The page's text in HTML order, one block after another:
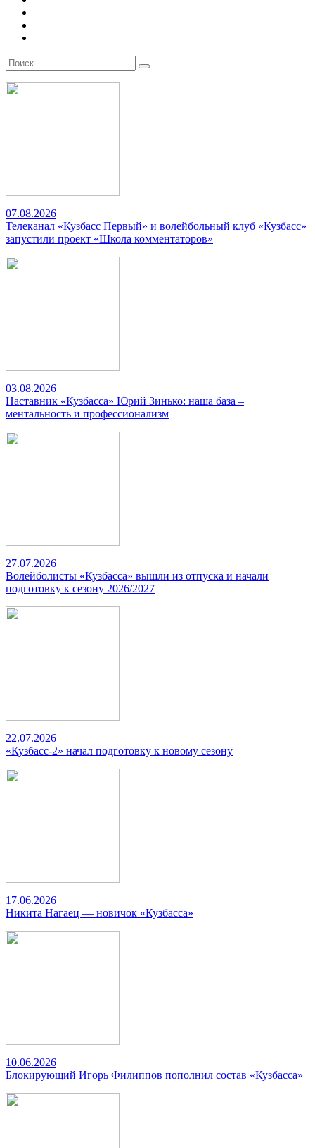
07.08.2026
Телеканал «Кузбасс Первый» и волейбольный клуб «Кузбасс»
запустили проект «Школа комментаторов»
03.08.2026
Наставник «Кузбасса» Юрий Зинько: наша база –
ментальность и профессионализм
27.07.2026
Волейболисты «Кузбасса» вышли из отпуска и начали
подготовку к сезону 2026/2027
22.07.2026
«Кузбасс-2» начал подготовку к новому сезону
17.06.2026
Никита Нагаец — новичок «Кузбасса»
10.06.2026
Блокирующий Игорь Филиппов пополнил состав «Кузбасса»